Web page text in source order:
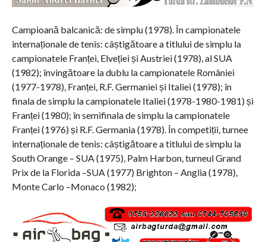
Campioană balcanică: de simplu (1978). În campionatele
internaționale de tenis: câștigătoare a titlului de simplu la
campionatele Franței, Elveției și Austriei (1978), al SUA
(1982); învingătoare la dublu la campionatele României
(1977-1978), Franței, R.F. Germaniei și Italiei (1978); în
finala de simplu la campionatele Italiei (1978-1980-1981) și
Franței (1980); în semifinala de simplu la campionatele
Franței (1976) și R.F. Germania (1978). În competiții, turnee
internaționale de tenis: câștigătoare a titlului de simplu la
South Orange – SUA (1975), Palm Harbon, turneul Grand
Prix de la Florida –SUA (1977) Brighton – Anglia (1978),
Monte Carlo –Monaco (1982);